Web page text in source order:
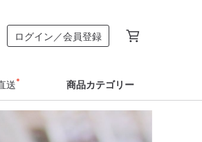
ログイン／会員登録
送 商品カテゴリー